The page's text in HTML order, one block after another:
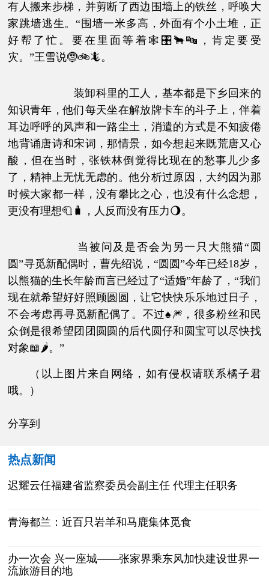
有人搬来步梯，并剪断了西边围墙上的铁丝，呼唤大
家跳墙逃生。“围墙一米多高，外面有个小土堆，正
好帮了忙。要在里面等着🕸🎛🐂🔤，肯定要受
灾。”王雪说🤶🚲🦎。
装卸科里的工人，基本都是下乡回来的
知识青年，他们每天坐在解放牌卡车的斗子上，伴着
耳边呼呼的风声和一路尘土，消遣的方式是不知疲倦
地背诵唐诗和宋词，那情景，如今想起来既荒唐又心
酸，但在当时，张铁林倒觉得比现在的愁事儿少多
了，精神上无忧无虑的。他分析过原因，大约因为那
时候大家都一样，没有攀比之心，也没有什么念想，
更没有理想🧻🧳，人反而没有压力🌖。
当被问及是否会为另一只大熊猫“圆
圆”寻觅新配偶时，曹先绍说，“圆圆”今年已经18岁，
以熊猫的生长年龄而言已经过了“适婚”年龄了，“我们
现在就希望好好照顾圆圆，让它快快乐乐地过日子，
不会考虑再寻觅新配偶了。不过♠🎆，很多粉丝和民
众倒是很希望团团圆圆的后代圆仔和圆宝可以尽快找
对象📖🌶。”
（以上图片来自网络，如有侵权请联系橘子君
哦。）
分享到
热点新闻
迟耀云任福建省监察委员会副主任 代理主任职务
青海都兰：近百只岩羊和马鹿集体觅食
办一次会 兴一座城——张家界乘东风加快建设世界一
流旅游目的地